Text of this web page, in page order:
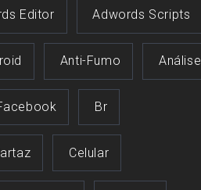
Editor Adwords Scripts
Anti-Fumo Análise
Br
Celular